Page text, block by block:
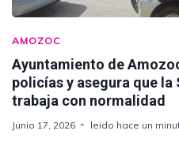
AMOZOC
Ayuntamiento de
policías y asegura que la
trabaja con normalidad
Junio 17, 2026 leido hace un